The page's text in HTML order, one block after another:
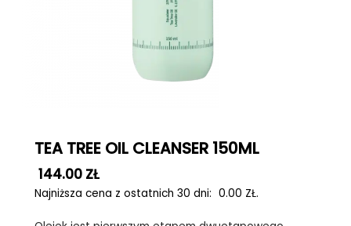
TEA TREE OIL CLEANSER 150ML
144.00 ZŁ
Najniższa cena z ostatnich 30 dni: 0.00 ZŁ.